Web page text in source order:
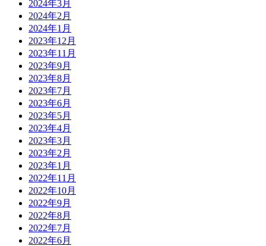
2024年3月
2024年2月
2024年1月
2023年12月
2023年11月
2023年9月
2023年8月
2023年7月
2023年6月
2023年5月
2023年4月
2023年3月
2023年2月
2023年1月
2022年11月
2022年10月
2022年9月
2022年8月
2022年7月
2022年6月